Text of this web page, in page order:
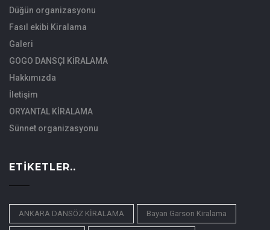
Düğün organizasyonu
Fasıl ekibi Kiralama
Galeri
GOGO DANSÇI KİRALAMA
Hakkımızda
İletişim
ORYANTAL KİRALAMA
Sünnet organizasyonu
ETIKETLER..
ANKARA DANSÖZ KİRALAMA Bayan Garson Kiralama